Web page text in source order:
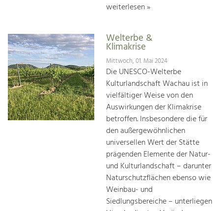
weiterlesen »
Welterbe &
Klimakrise
Mittwoch, 01. Mai 2024
Die UNESCO-Welterbe
Kulturlandschaft Wachau ist in
vielfältiger Weise von den
Auswirkungen der Klimakrise
betroffen. Insbesondere die für
den außergewöhnlichen
universellen Wert der Stätte
prägenden Elemente der Natur-
und Kulturlandschaft – darunter
Naturschutzflächen ebenso wie
Weinbau- und
Siedlungsbereiche – unterliegen